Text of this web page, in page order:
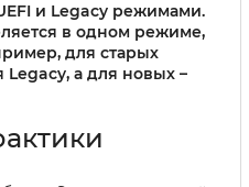
и Legacy режимами.
в одном режиме,
для старых
Legacy, а для новых –